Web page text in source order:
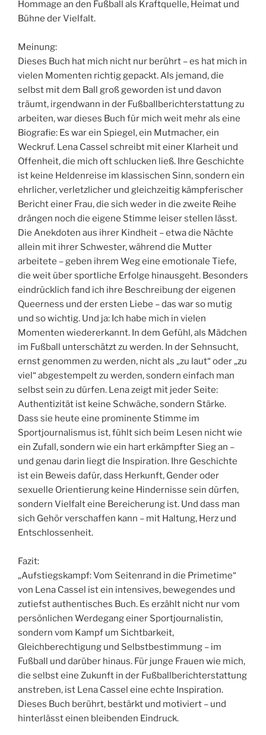
Hommage an den Fußball als Kraftquelle, Heimat und
Bühne der Vielfalt.
Meinung:
Dieses Buch hat mich nicht nur berührt – es hat mich in
vielen Momenten richtig gepackt. Als jemand, die
selbst mit dem Ball groß geworden ist und davon
träumt, irgendwann in der Fußballberichterstattung zu
arbeiten, war dieses Buch für mich weit mehr als eine
Biografie: Es war ein Spiegel, ein Mutmacher, ein
Weckruf. Lena Cassel schreibt mit einer Klarheit und
Offenheit, die mich oft schlucken ließ. Ihre Geschichte
ist keine Heldenreise im klassischen Sinn, sondern ein
ehrlicher, verletzlicher und gleichzeitig kämpferischer
Bericht einer Frau, die sich weder in die zweite Reihe
drängen noch die eigene Stimme leiser stellen lässt.
Die Anekdoten aus ihrer Kindheit – etwa die Nächte
allein mit ihrer Schwester, während die Mutter
arbeitete – geben ihrem Weg eine emotionale Tiefe,
die weit über sportliche Erfolge hinausgeht. Besonders
eindrücklich fand ich ihre Beschreibung der eigenen
Queerness und der ersten Liebe – das war so mutig
und so wichtig. Und ja: Ich habe mich in vielen
Momenten wiedererkannt. In dem Gefühl, als Mädchen
im Fußball unterschätzt zu werden. In der Sehnsucht,
ernst genommen zu werden, nicht als „zu laut“ oder „zu
viel“ abgestempelt zu werden, sondern einfach man
selbst sein zu dürfen. Lena zeigt mit jeder Seite:
Authentizität ist keine Schwäche, sondern Stärke.
Dass sie heute eine prominente Stimme im
Sportjournalismus ist, fühlt sich beim Lesen nicht wie
ein Zufall, sondern wie ein hart erkämpfter Sieg an –
und genau darin liegt die Inspiration. Ihre Geschichte
ist ein Beweis dafür, dass Herkunft, Gender oder
sexuelle Orientierung keine Hindernisse sein dürfen,
sondern Vielfalt eine Bereicherung ist. Und dass man
sich Gehör verschaffen kann – mit Haltung, Herz und
Entschlossenheit.
Fazit:
„Aufstiegskampf: Vom Seitenrand in die Primetime“
von Lena Cassel ist ein intensives, bewegendes und
zutiefst authentisches Buch. Es erzählt nicht nur vom
persönlichen Werdegang einer Sportjournalistin,
sondern vom Kampf um Sichtbarkeit,
Gleichberechtigung und Selbstbestimmung – im
Fußball und darüber hinaus. Für junge Frauen wie mich,
die selbst eine Zukunft in der Fußballberichterstattung
anstreben, ist Lena Cassel eine echte Inspiration.
Dieses Buch berührt, bestärkt und motiviert – und
hinterlässt einen bleibenden Eindruck.